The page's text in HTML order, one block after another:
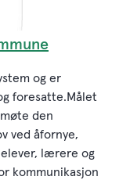
og er
foresatte.Målet
den
ved åfornye,
lærere og
kommunikasjon